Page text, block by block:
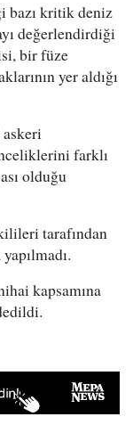
bazı kritik deniz
değerlendirdiği
bir füze
yer aldığı
farklı
olduğu
tarafından
kapsamına